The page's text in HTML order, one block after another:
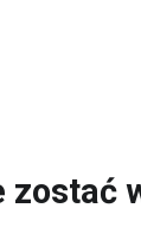
zostać